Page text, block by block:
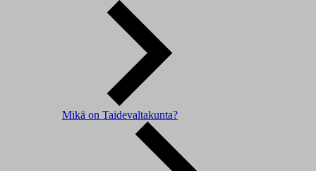
Mikä on Taidevaltakunta?